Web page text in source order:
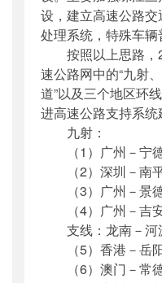
设，建立高速公路
处理系统，特殊车辆
按照以上思路，
速公路网中的“九射
道”以及三个地区环
进高速公路支持系统
九射：
（1）广州－宁德
（2）深圳－南平
（3）广州－景德
（4）广州－吉安
支线：龙南－河
（5）香港－岳阳
（6）澳门－常德